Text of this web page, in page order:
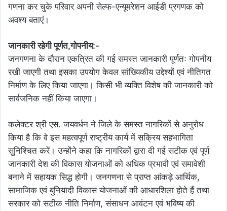
गणना कर चुके परिवार अपनी सेल्फ-एन्यूमरेशन आईडी प्रगणक को
अवश्य बताएं।
जानकारी रहेगी पूर्णत,गोपनीय:-
जनगणना के दौरान एकत्रित की गई समस्त जानकारी पूर्णतः गोपनीय
रखी जाएगी तथा इसका उपयोग केवल सांख्यिकीय उद्देश्यों एवं नीतिगत
निर्माण के लिए किया जाएगा। किसी भी व्यक्ति विशेष की जानकारी को
सार्वजनिक नहीं किया जाएगा।
कलेक्टर श्री एस. जयवर्धन ने जिले के समस्त नागरिकों से अनुरोध
किया है कि वे इस महत्वपूर्ण राष्ट्रीय कार्य में सक्रिय सहभागिता
सुनिश्चित करें। उन्होंने कहा कि नागरिकों द्वारा दी गई सटीक एवं पूर्ण
जानकारी देश की विकास योजनाओं को अधिक प्रभावी एवं समावेशी
बनाने में सहायक सिद्ध होगी। जनगणना से प्राप्त आंकड़े आर्थिक,
सामाजिक एवं बुनियादी विकास योजनाओं की आधारशिला होते हैं तथा
सरकार को सटीक नीति निर्माण, संसाधन आवंटन एवं भविष्य की